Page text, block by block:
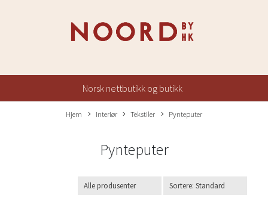
Norsk nettbutikk og butikk
Hjem Interiør Tekstiler Pynteputer
Pynteputer